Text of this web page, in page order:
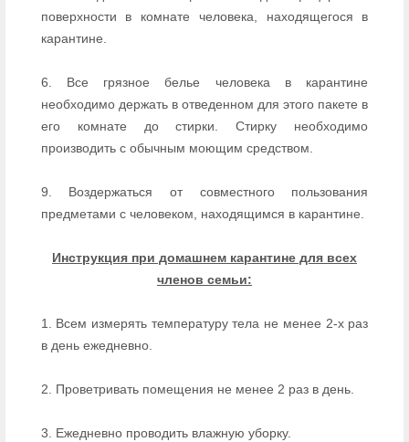
поверхности в комнате человека, находящегося в
карантине.
6. Все грязное белье человека в карантине
необходимо держать в отведенном для этого пакете в
его комнате до стирки. Стирку необходимо
производить с обычным моющим средством.
9. Воздержаться от совместного пользования
предметами с человеком, находящимся в карантине.
Инструкция при домашнем карантине для всех
членов семьи:
1. Всем измерять температуру тела не менее 2-х раз
в день ежедневно.
2. Проветривать помещения не менее 2 раз в день.
3. Ежедневно проводить влажную уборку.